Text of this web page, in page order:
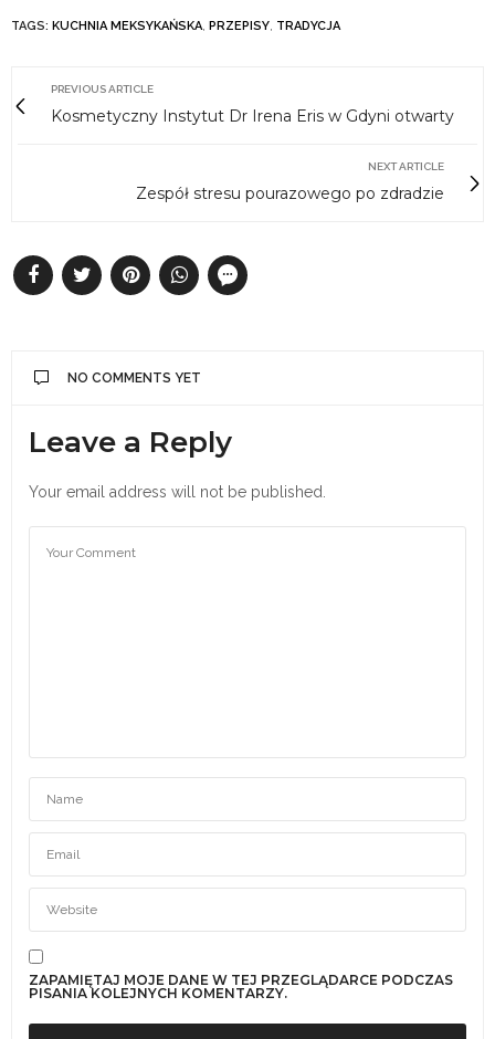
TAGS: KUCHNIA MEKSYKAŃSKA, PRZEPISY, TRADYCJA
PREVIOUS ARTICLE
Kosmetyczny Instytut Dr Irena Eris w Gdyni otwarty
NEXT ARTICLE
Zespół stresu pourazowego po zdradzie
NO COMMENTS YET
Leave a Reply
Your email address will not be published.
ZAPAMIĘTAJ MOJE DANE W TEJ PRZEGLĄDARCE PODCZAS
PISANIA KOLEJNYCH KOMENTARZY.